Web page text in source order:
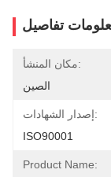
تفاصيل
مكان المنشأ:
الصين
إصدار الشهادات:
ISO90001
Product Name: